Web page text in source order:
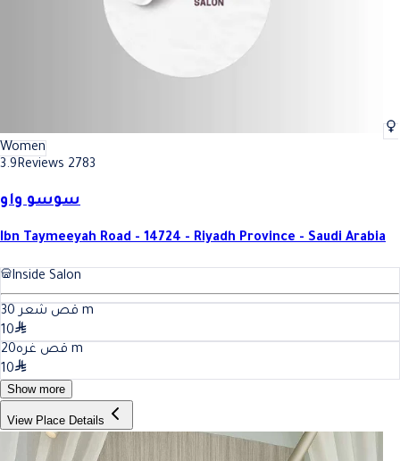
Women
3.9Reviews 2783
سوسو واو
Ibn Taymeeyah Road - 14724 - Riyadh Province - Saudi Arabia
Inside Salon
قص شعر 30
m
10
قص غره20
m
10
Show more
View Place Details